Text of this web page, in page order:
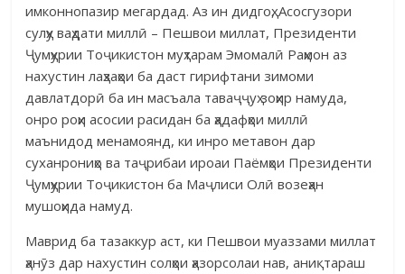
имконнопазир мегардад. Аз ин дидгоҳ, Асосгузори
сулҳу ваҳдати миллӣ – Пешвои миллат, Президенти
Ҷумҳурии Тоҷикистон муҳтарам Эмомалӣ Раҳмон аз
нахустин лаҳзаҳои ба даст гирифтани зимоми
давлатдорӣ ба ин масъала таваҷҷуҳ зоҳир намуда,
онро роҳи асосии расидан ба ҳадафҳои миллӣ
маънидод менамоянд, ки инро метавон дар
суханрониҳо ва таҷрибаи ироаи Паёмҳои Президенти
Ҷумҳурии Тоҷикистон ба Маҷлиси Олӣ возеҳан
мушоҳида намуд.
Маврид ба тазаккур аст, ки Пешвои муаззами миллат
ҳанӯз дар нахустин солҳои ҳазорсолаи нав, аниқтараш